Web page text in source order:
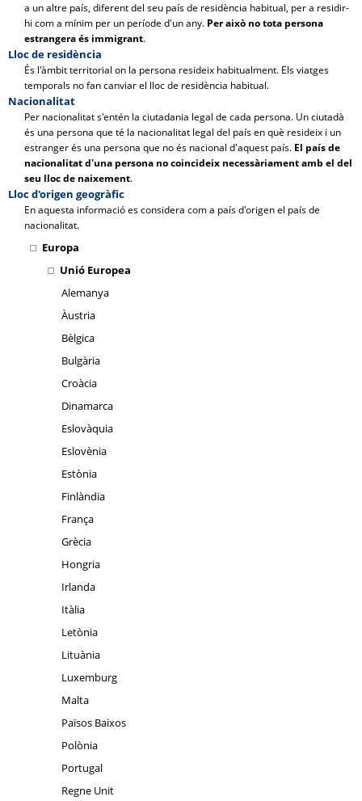
a un altre país, diferent del seu país de residència habitual, per a residir-
hi com a mínim per un període d'un any. Per això no tota persona
estrangera és immigrant.
Lloc de residència
És l'àmbit territorial on la persona resideix habitualment. Els viatges
temporals no fan canviar el lloc de residència habitual.
Nacionalitat
Per nacionalitat s'entén la ciutadania legal de cada persona. Un ciutadà
és una persona que té la nacionalitat legal del país en què resideix i un
estranger és una persona que no és nacional d'aquest país. El país de
nacionalitat d'una persona no coincideix necessàriament amb el del
seu lloc de naixement.
Lloc d'origen geogràfic
En aquesta informació es considera com a país d'origen el país de
nacionalitat.
Europa
Unió Europea
Alemanya
Àustria
Bèlgica
Bulgària
Croàcia
Dinamarca
Eslovàquia
Eslovènia
Estònia
Finlàndia
França
Grècia
Hongria
Irlanda
Itàlia
Letònia
Lituània
Luxemburg
Malta
Països Baixos
Polònia
Portugal
Regne Unit